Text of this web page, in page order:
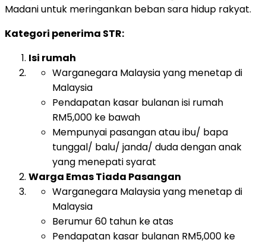
Madani untuk meringankan beban sara hidup rakyat.
Kategori penerima STR:
Isi rumah
Warganegara Malaysia yang menetap di
Malaysia
Pendapatan kasar bulanan isi rumah
RM5,000 ke bawah
Mempunyai pasangan atau ibu/ bapa
tunggal/ balu/ janda/ duda dengan anak
yang menepati syarat
Warga Emas Tiada Pasangan
Warganegara Malaysia yang menetap di
Malaysia
Berumur 60 tahun ke atas
Pendapatan kasar bulanan RM5,000 ke